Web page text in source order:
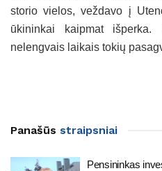
storio vielos, veždavo į
ūkininkai kaipmat
nelengvais laikais tokių
Panašūs straipsniai
Pensininkas